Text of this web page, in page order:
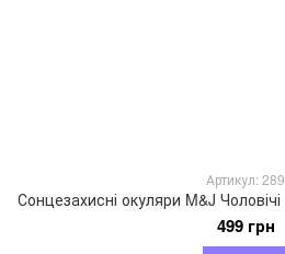
Артикул: 289
499 грн